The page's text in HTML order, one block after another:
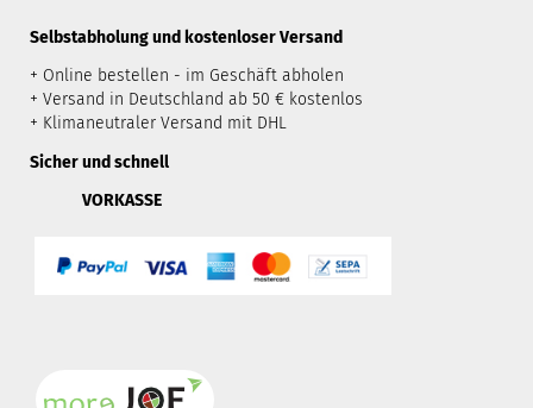
​Selbstabholung und kostenloser Versand
+ Online bestellen - im Geschäft abholen
+ Versand in Deutschland ab 50 € kostenlos
+ Klimaneutraler Versand mit DHL
Sicher und schnell
VORKASSE